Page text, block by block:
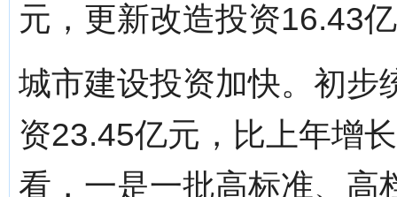
元，更新改造投资16.43
城市建设投资加快。初步
资23.45亿元，比上年增
看，一是一批高标准、高